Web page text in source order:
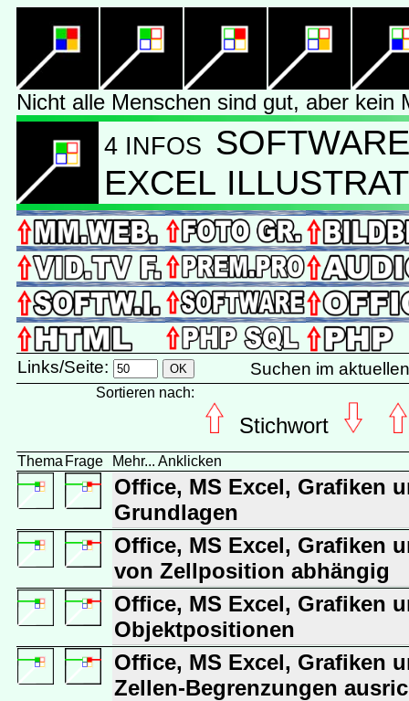
Nicht alle Menschen sind gut, aber kein
4 INFOS
EXCEL
Links/Seite: Suchen im
Sortieren nach:
Stichwort
Thema Frage Mehr... Anklicken
Office, MS Excel, Grafiken
Grundlagen
Office, MS Excel, Grafiken
von Zellposition abhängig
Office, MS Excel, Grafiken
Objektpositionen
Office, MS Excel, Grafiken
Zellen-Begrenzungen